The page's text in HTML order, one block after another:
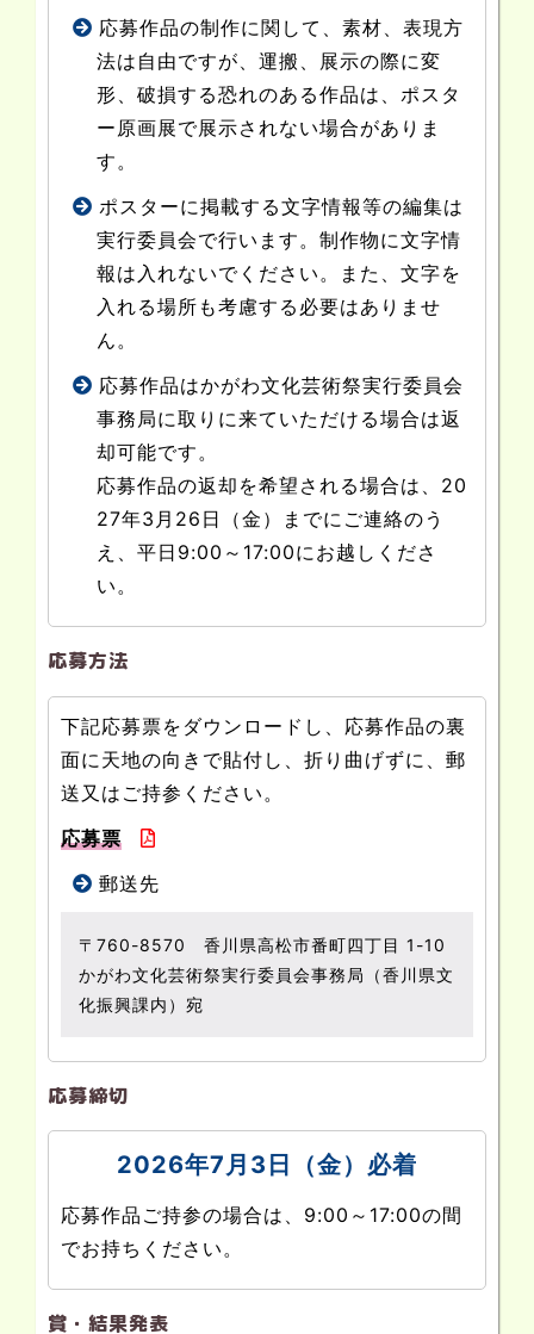
応募作品の制作に関して、素材、表現方
法は自由ですが、運搬、展示の際に変
形、破損する恐れのある作品は、ポスタ
ー原画展で展示されない場合がありま
す。
ポスターに掲載する文字情報等の編集は
実行委員会で行います。制作物に文字情
報は入れないでください。また、文字を
入れる場所も考慮する必要はありませ
ん。
応募作品はかがわ文化芸術祭実行委員会
事務局に取りに来ていただける場合は返
却可能です。
応募作品の返却を希望される場合は、20
27年3月26日（金）までにご連絡のう
え、平日9:00～17:00にお越しくださ
い。
応募方法
下記応募票をダウンロードし、応募作品の裏
面に天地の向きで貼付し、折り曲げずに、郵
送又はご持参ください。
応募票
郵送先
〒760-8570 香川県高松市番町四丁目 1-10
かがわ文化芸術祭実行委員会事務局（香川県文
化振興課内）宛
応募締切
2026年7月3日（金）必着
応募作品ご持参の場合は、9:00～17:00の間
でお持ちください。
賞・結果発表